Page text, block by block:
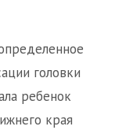
головки
ребенок
края